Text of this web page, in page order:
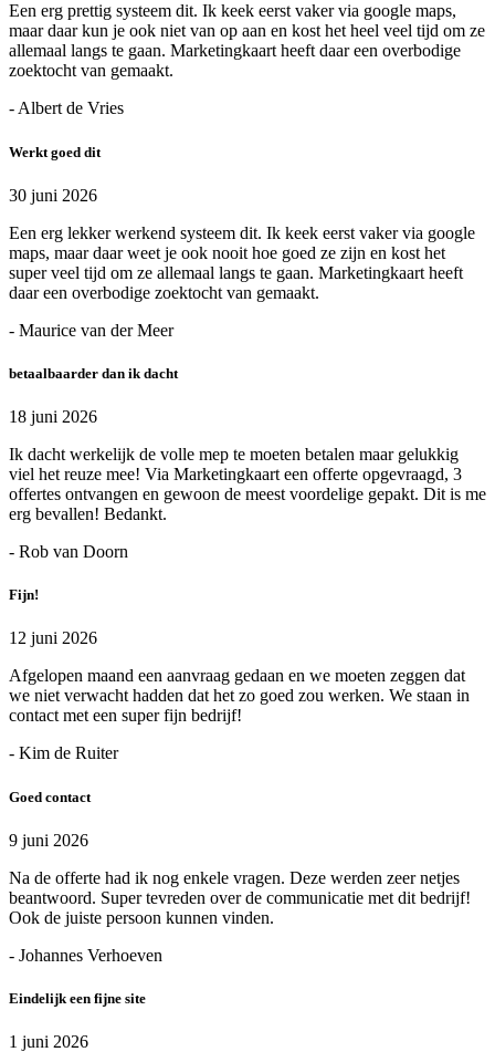
Een erg prettig systeem dit. Ik keek eerst vaker via google maps,
maar daar kun je ook niet van op aan en kost het heel veel tijd om ze
allemaal langs te gaan. Marketingkaart heeft daar een overbodige
zoektocht van gemaakt.
- Albert de Vries
Werkt goed dit
30 juni 2026
Een erg lekker werkend systeem dit. Ik keek eerst vaker via google
maps, maar daar weet je ook nooit hoe goed ze zijn en kost het
super veel tijd om ze allemaal langs te gaan. Marketingkaart heeft
daar een overbodige zoektocht van gemaakt.
- Maurice van der Meer
betaalbaarder dan ik dacht
18 juni 2026
Ik dacht werkelijk de volle mep te moeten betalen maar gelukkig
viel het reuze mee! Via Marketingkaart een offerte opgevraagd, 3
offertes ontvangen en gewoon de meest voordelige gepakt. Dit is me
erg bevallen! Bedankt.
- Rob van Doorn
Fijn!
12 juni 2026
Afgelopen maand een aanvraag gedaan en we moeten zeggen dat
we niet verwacht hadden dat het zo goed zou werken. We staan in
contact met een super fijn bedrijf!
- Kim de Ruiter
Goed contact
9 juni 2026
Na de offerte had ik nog enkele vragen. Deze werden zeer netjes
beantwoord. Super tevreden over de communicatie met dit bedrijf!
Ook de juiste persoon kunnen vinden.
- Johannes Verhoeven
Eindelijk een fijne site
1 juni 2026